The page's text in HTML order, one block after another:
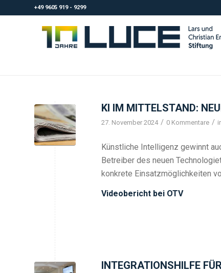
+49 9605 919 - 9299
KI IM MITTELSTAND:
27. November 2024 / 0 Kommentare /
Künstliche Intelligenz gewinnt
Betreiber des neuen
konkrete Einsatzmöglichkeiten
Videobericht bei OTV
INTEGRATIONSHILFE